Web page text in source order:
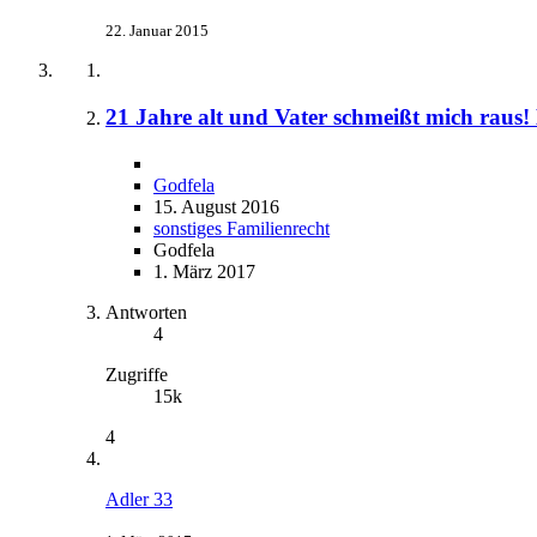
22. Januar 2015
21 Jahre alt und Vater schmeißt mich
Godfela
15. August 2016
sonstiges Familienrecht
Godfela
1. März 2017
Antworten
4
Zugriffe
15k
4
Adler 33